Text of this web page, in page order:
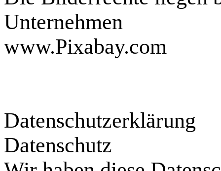
Unternehmen
www.Pixabay.com
Datenschutzerklärung
Datenschutz